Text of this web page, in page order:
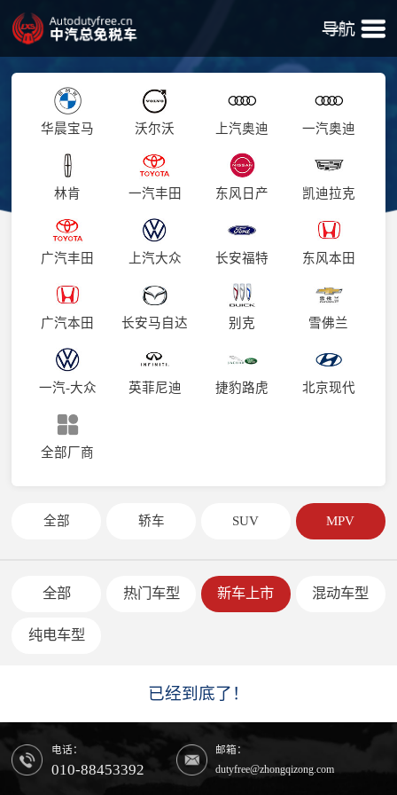
华晨宝马 沃尔沃 上汽奥迪 一汽奥迪
林肯 一汽丰田 东风日产 凯迪拉克
广汽丰田 上汽大众 长安福特 东风本田
广汽本田 长安马自达 别克 雪佛兰
一汽-大众 英菲尼迪 捷豹路虎 北京现代
全部厂商
全部 轿车 SUV MPV
全部 热门车型 新车上市 混动车型
纯电车型
已经到底了！
电话：
010-88453392
邮箱：
dutyfree@zhongqizong.com